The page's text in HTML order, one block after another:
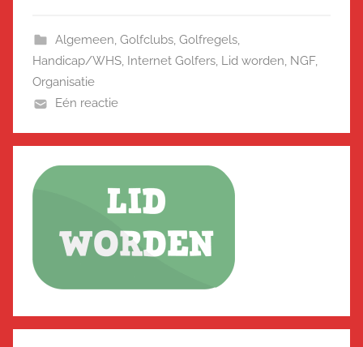
Algemeen, Golfclubs, Golfregels,
Handicap/WHS, Internet Golfers, Lid worden, NGF,
Organisatie
Eén reactie